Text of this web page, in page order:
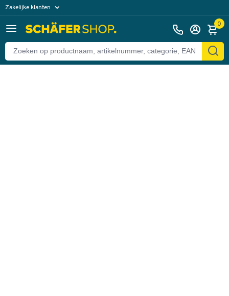
Zakelijke klanten
Particuliere klanten 0
Terug